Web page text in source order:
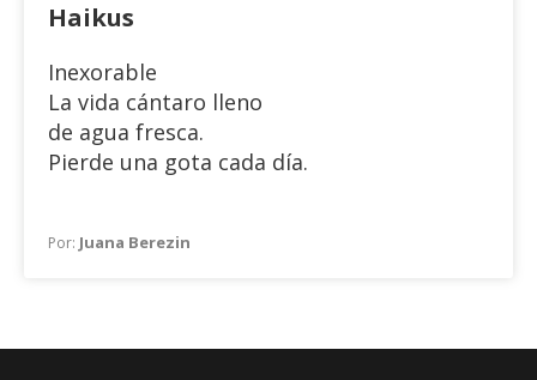
Haikus
Inexorable
La vida cántaro lleno
de agua fresca.
Pierde una gota cada día.
Por: Juana Berezin